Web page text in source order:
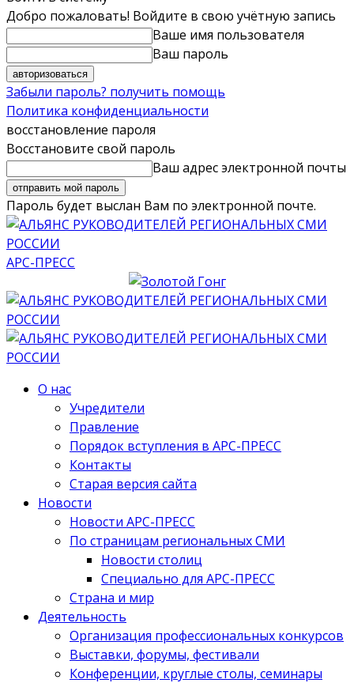
Добро пожаловать! Войдите в свою учётную запись
Ваше имя пользователя
Ваш пароль
Забыли пароль? получить помощь
Политика конфиденциальности
восстановление пароля
Восстановите свой пароль
Ваш адрес электронной почты
Пароль будет выслан Вам по электронной почте.
АРС-ПРЕСС
О нас
Учредители
Правление
Порядок вступления в АРС-ПРЕСС
Контакты
Старая версия сайта
Новости
Новости АРС-ПРЕСС
По страницам региональных СМИ
Новости столиц
Специально для АРС-ПРЕСС
Страна и мир
Деятельность
Организация профессиональных конкурсов
Выставки, форумы, фестивали
Конференции, круглые столы, семинары